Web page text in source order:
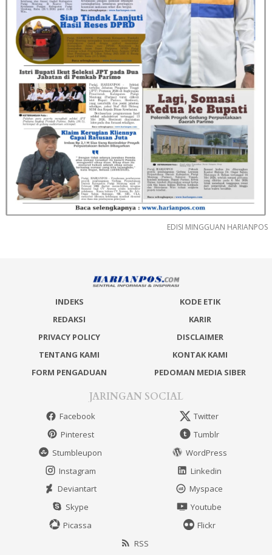
EDISI MINGGUAN HARIANPOS
INDEKS
KODE ETIK
REDAKSI
KARIR
PRIVACY POLICY
DISCLAIMER
TENTANG KAMI
KONTAK KAMI
FORM PENGADUAN
PEDOMAN MEDIA SIBER
JARINGAN SOCIAL
Facebook
Twitter
Pinterest
Tumblr
Stumbleupon
WordPress
Instagram
Linkedin
Deviantart
Myspace
Skype
Youtube
Picassa
Flickr
RSS